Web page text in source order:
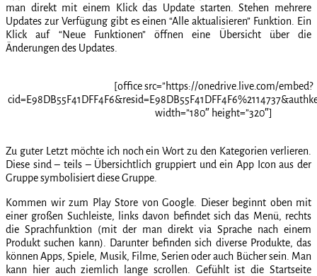
man direkt mit einem Klick das Update starten. Stehen mehrere
Updates zur Verfügung gibt es einen “Alle aktualisieren” Funktion. Ein
Klick auf “Neue Funktionen” öffnen eine Übersicht über die
Änderungen des Updates.
[office src=”https://onedrive.live.com/embed?
width=”180″ height=”320″]
Zu guter Letzt möchte ich noch ein Wort zu den Kategorien verlieren.
Diese sind – teils – Übersichtlich gruppiert und ein App Icon aus der
Gruppe symbolisiert diese Gruppe.
Kommen wir zum Play Store von Google. Dieser beginnt oben mit
einer großen Suchleiste, links davon befindet sich das Menü, rechts
die Sprachfunktion (mit der man direkt via Sprache nach einem
Produkt suchen kann). Darunter befinden sich diverse Produkte, das
können Apps, Spiele, Musik, Filme, Serien oder auch Bücher sein. Man
kann hier auch ziemlich lange scrollen. Gefühlt ist die Startseite